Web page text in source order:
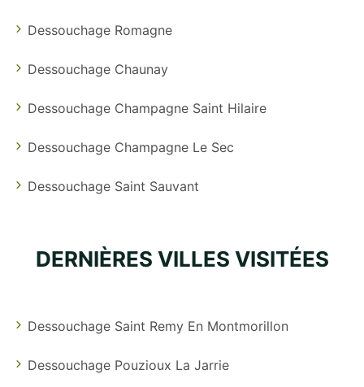
Dessouchage Romagne
Dessouchage Chaunay
Dessouchage Champagne Saint Hilaire
Dessouchage Champagne Le Sec
Dessouchage Saint Sauvant
DERNIÈRES VILLES VISITÉES
Dessouchage Saint Remy En Montmorillon
Dessouchage Pouzioux La Jarrie